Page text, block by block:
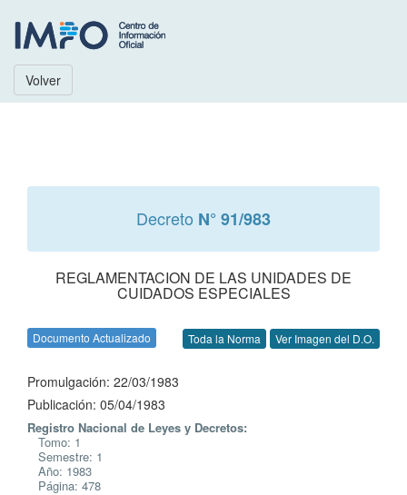
Volver
Decreto N° 91/983
REGLAMENTACION DE LAS UNIDADES DE
CUIDADOS ESPECIALES
Documento Actualizado Toda la Norma Ver Imagen del D.O.
Promulgación: 22/03/1983
Publicación: 05/04/1983
Registro Nacional de Leyes y Decretos:
Tomo: 1
Semestre: 1
Año: 1983
Página: 478